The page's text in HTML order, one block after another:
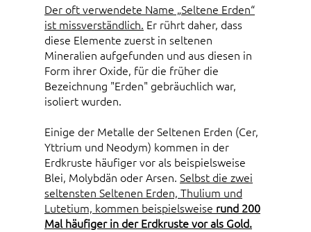
Der oft verwendete Name „Seltene Erden“
ist missverständlich. Er rührt daher, dass
diese Elemente zuerst in seltenen
Mineralien aufgefunden und aus diesen in
Form ihrer Oxide, für die früher die
Bezeichnung "Erden" gebräuchlich war,
isoliert wurden.
Einige der Metalle der Seltenen Erden (Cer,
Yttrium und Neodym) kommen in der
Erdkruste häufiger vor als beispielsweise
Blei, Molybdän oder Arsen. Selbst die zwei
seltensten Seltenen Erden, Thulium und
Lutetium, kommen beispielsweise rund 200
Mal häufiger in der Erdkruste vor als Gold.